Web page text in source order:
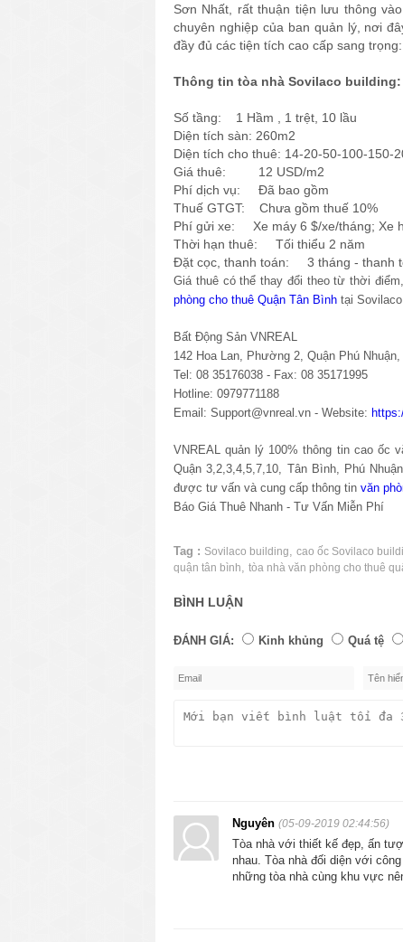
Sơn Nhất, rất thuận tiện lưu thông
chuyên nghiệp của ban quản lý, nơi
đầy đủ các tiện tích cao cấp sang
Thông tin tòa nhà Sovilaco building:
Số tầng: 1 Hầm , 1 trệt, 10 lầu
Diện tích sàn: 260m2
Diện tích cho thuê: 14-20-50-100-150-
Giá thuê: 12 USD/m2
Phí dịch vụ: Đã bao gồm
Thuế GTGT: Chưa gồm thuế 10%
Phí gửi xe: Xe máy 6 $/xe/tháng; Xe
Thời hạn thuê: Tối thiểu 2 năm
Đặt cọc, thanh toán: 3 tháng - thanh
Giá thuê có thể thay đổi theo từ thời
phòng cho thuê Quận Tân Bình tại
Bất Động Sản VNREAL
142 Hoa Lan, Phường 2, Quận Phú Nhuận,
Tel: 08 35176038 - Fax: 08 35171995
Hotline: 0979771188
Email: Support@vnreal.vn - Website:
VNREAL quản lý 100% thông tin cao ốc
Quận 3,2,3,4,5,7,10, Tân Bình, Phú
được tư vấn và cung cấp thông tin văn
Báo Giá Thuê Nhanh - Tư Vấn Miễn Phí
Tag : Sovilaco building cao ốc Sovilaco
quận tân bình
tòa nhà văn phòng cho thuê
BÌNH LUẬN
ĐÁNH GIÁ: Kinh khủng Quá tệ
Nguyên (05-09-2019 02:44:56)
Tòa nhà với thiết kế đẹp, ấn
nhau. Tòa nhà đối diện với
những tòa nhà cùng khu vực